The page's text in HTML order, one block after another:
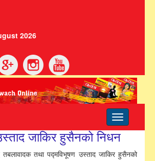
2026
Toggle
navigation
जाकिर हुसैनको निधन
तबलावादक तथा पद्मविभूषण उस्ताद जाकिर हुसैनको